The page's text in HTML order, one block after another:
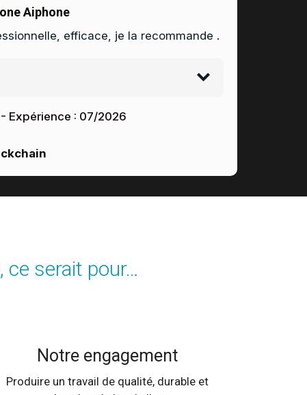
Aiphone
efficace, je la recommande .
- Expérience : 07/2026
ce serait pour…
Notre engagement
Produire un travail de qualité, durable et